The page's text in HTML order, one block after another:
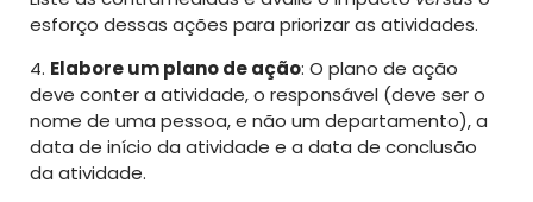
esforço dessas ações para priorizar as atividades.
4. Elabore um plano de ação: O plano de ação
deve conter a atividade, o responsável (deve ser o
nome de uma pessoa, e não um departamento), a
data de início da atividade e a data de conclusão
da atividade.